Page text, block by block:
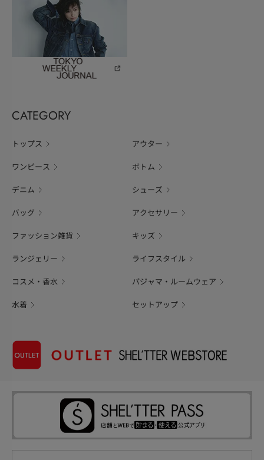
CATEGORY
トップス アウター
ワンピース ボトム
デニム シューズ
バッグ アクセサリー
ファッション雑貨 キッズ
ランジェリー ライフスタイル
コスメ・香水 パジャマ・ルームウェア
水着 セットアップ